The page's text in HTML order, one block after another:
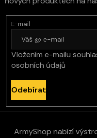
E-mail
Vložením e-mailu
osobních údajů
Odebírat
ArmyShop nabízí